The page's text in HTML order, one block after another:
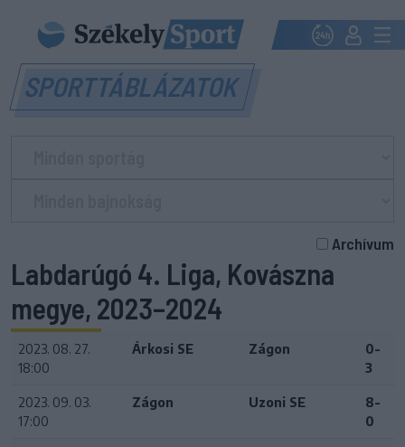
SPORTTÁBLÁZATOK
Archívum
Labdarúgó 4. Liga, Kovászna
megye, 2023–2024
2023. 08. 27.
18:00
Árkosi SE Zágon
0-
3
2023. 09. 03.
17:00
Zágon Uzoni SE
8-
0